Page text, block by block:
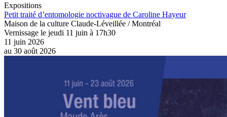
Expositions
Petit traité d’entomologie noctivague de Caroline Hayeur
Maison de la culture Claude-Léveillée / Montréal
Vernissage le jeudi 11 juin à 17h30
11 juin 2026
au 30 août 2026